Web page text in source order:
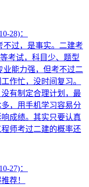
28)：
不过，是事实。二建考
考试，科目少、题型
业能力强，但考不过二
作忙，没时间复习。
有制定合理计划，最
，用手机学习容易分
成绩。其实只要认真
师考过二建的概率还
27)：
荐！